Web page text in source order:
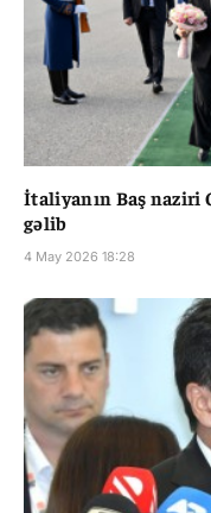
İtaliyanın Baş naziri
gəlib
4 May 2026 18:28